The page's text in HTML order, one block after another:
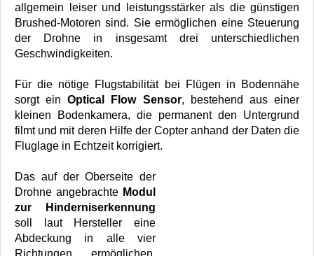
allgemein leiser und leistungsstärker als die günstigen
Brushed-Motoren sind. Sie ermöglichen eine Steuerung
der Drohne in insgesamt drei unterschiedlichen
Geschwindigkeiten.
Für die nötige Flugstabilität bei Flügen in Bodennähe
sorgt einOptical Flow Sensor, bestehend aus einer
kleinen Bodenkamera, die permanent den Untergrund
filmt und mit deren Hilfe der Copter anhand der Daten die
Fluglage in Echtzeit korrigiert.
Das auf der Oberseite der
Drohne angebrachte Modul
zur Hinderniserkennung
soll laut Hersteller eine
Abdeckung in alle vier